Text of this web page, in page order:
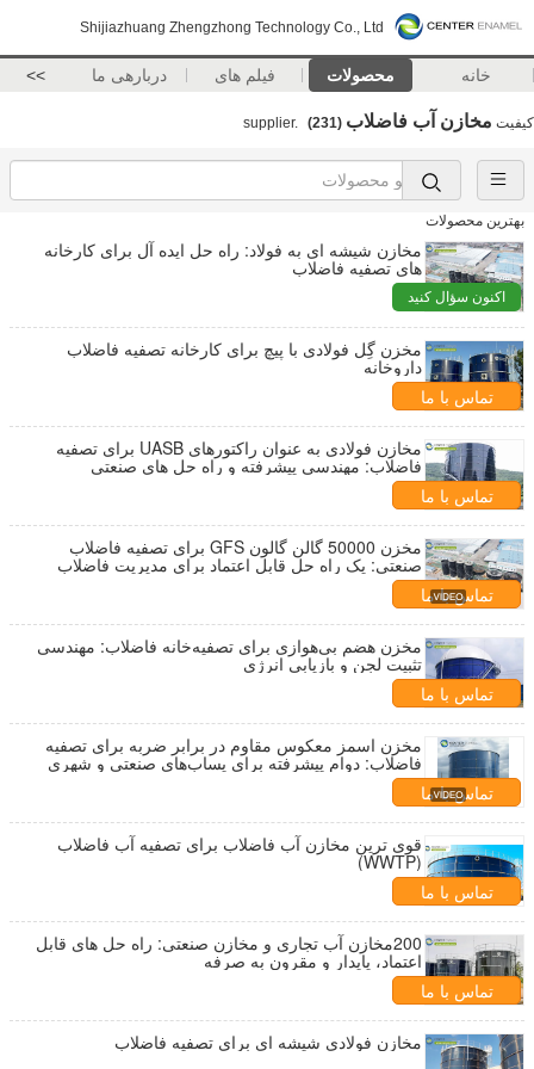
Shijiazhuang Zhengzhong Technology Co., Ltd
خانه محصولات فیلم های دربارهی ما >>
کیفیت مخازن آب فاضلاب (231)
بهترین محصولات
مخازن شیشه ای به فولاد: راه حل ایده آل برای کارخانه
های تصفیه فاضلاب
اکنون سؤال کنید
مخزن گِل فولادی با پیچ برای کارخانه تصفیه فاضلاب
داروخانه
تماس با ما
مخازن فولادی به عنوان راکتورهای UASB برای تصفیه
فاضلاب: مهندسی پیشرفته و راه حل های صنعتی
تماس با ما
مخزن 50000 گالن گالون GFS برای تصفیه فاضلاب
صنعتی: یک راه حل قابل اعتماد برای مدیریت فاضلاب
صنعتی
تماس با ما
مخزن هضم بی‌هوازی برای تصفیه‌خانه فاضلاب: مهندسی
تثبیت لجن و بازیابی انرژی
تماس با ما
مخزن اسمز معکوس مقاوم در برابر ضربه برای تصفیه
فاضلاب: دوام پیشرفته برای پساب‌های صنعتی و شهری
تماس با ما
قوی ترین مخازن آب فاضلاب برای تصفیه آب فاضلاب
(WWTP)
تماس با ما
200مخازن آب تجاری و مخازن صنعتی: راه حل های قابل
اعتماد، پایدار و مقرون به صرفه
تماس با ما
مخازن فولادی شیشه ای برای تصفیه فاضلاب